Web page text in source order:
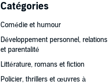
Catégories
Comédie et humour
Développement personnel, relations
et parentalité
Littérature, romans et fiction
Policier, thrillers et œuvres à